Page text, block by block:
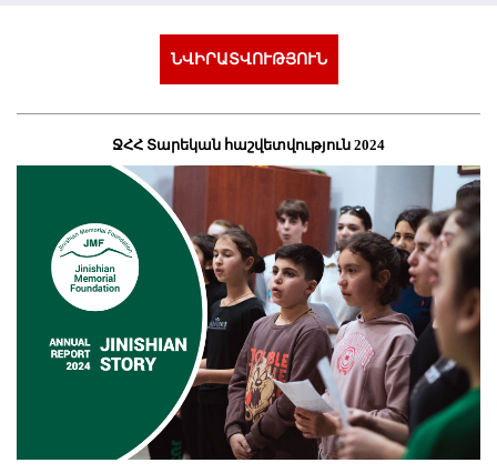
ՆՎԻՐԱՏՎՈՒԹՅՈՒՆ
ՋՀՀ Տարեկան հաշվետվություն 2024